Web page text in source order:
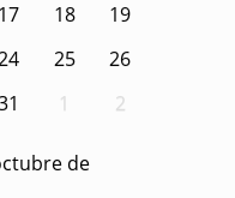
17 18
19
25
26
1 2
de